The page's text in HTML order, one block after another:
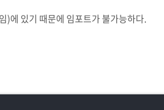
에 있기 때문에 임포트가 불가능하다.